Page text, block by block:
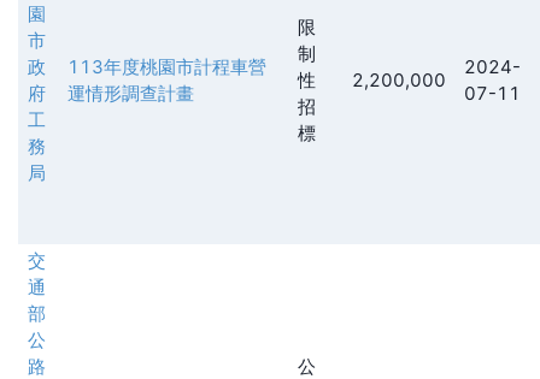
園
市
政
府
工
務
局
113年度桃園市計程車營
運情形調查計畫
限
制
性
招
標
2,200,000
2024-
07-11
交
通
部
公
路
公